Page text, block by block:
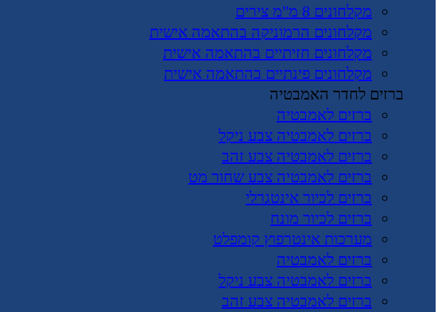
מקלחונים 8 מ"מ צירים
מקלחונים הרמוניקה בהתאמה אישית
מקלחונים חזיתיים בהתאמה אישית
מקלחונים פינתיים בהתאמה אישית
ברזים לחדר האמבטיה
ברזים לאמבטיה
ברזים לאמבטיה צבע ניקל
ברזים לאמבטיה צבע זהב
ברזים לאמבטיה צבע שחור מט
ברזים לכיור אינטגרלי
ברזים לכיור מונח
מערכות אינטרפוץ קומפלט
ברזים לאמבטיה
ברזים לאמבטיה צבע ניקל
ברזים לאמבטיה צבע זהב